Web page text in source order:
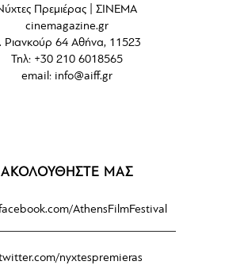
Πρεμιέρας | ΣΙΝΕΜΑ
cinemagazine.gr
Ριανκούρ 64 Αθήνα, 11523
Τηλ: +30 210 6018565
email: info@aiff.gr
ΑΚΟΛΟΥΘΗΣΤΕ ΜΑΣ
AthensFilmFestival
nyxtespremieras